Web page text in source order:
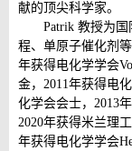
献的顶尖科学家。
Patrik 教授为
程、单原子催化剂
年获得电化学学会
金，2011年获得电
化学会会士，2013
2020年获得米兰理
年获得电化学学会